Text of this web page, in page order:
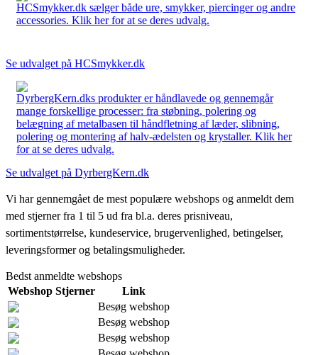
HCSmykker.dk sælger både ure, smykker, piercinger og andre
accessories. Klik her for at se deres udvalg.
Se udvalget på HCSmykker.dk
DyrbergKern.dks produkter er håndlavede og gennemgår
mange forskellige processer: fra støbning, polering og
belægning af metalbasen til håndfletning af læder, slibning,
polering og montering af halv-ædelsten og krystaller. Klik her
for at se deres udvalg.
Se udvalget på DyrbergKern.dk
Vi har gennemgået de mest populære webshops og anmeldt dem
med stjerner fra 1 til 5 ud fra bl.a. deres prisniveau,
sortimentstørrelse, kundeservice, brugervenlighed, betingelser,
leveringsformer og betalingsmuligheder.
Bedst anmeldte webshops
Webshop Stjerner
Link
Besøg webshop
Besøg webshop
Besøg webshop